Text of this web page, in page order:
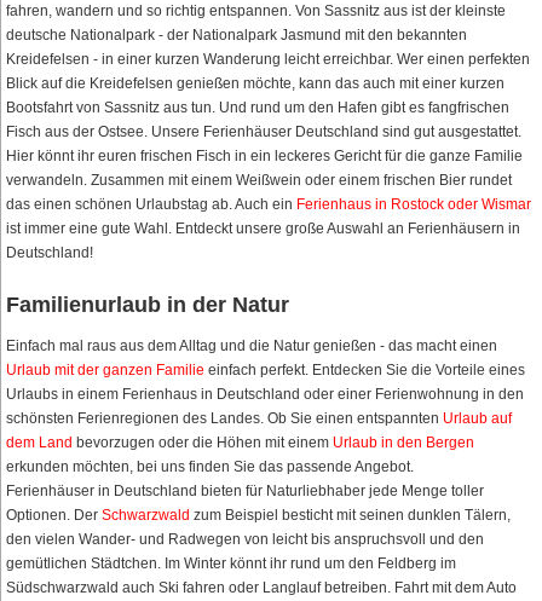
fahren, wandern und so richtig entspannen. Von Sassnitz aus ist der kleinste
deutsche Nationalpark - der Nationalpark Jasmund mit den bekannten
Kreidefelsen - in einer kurzen Wanderung leicht erreichbar. Wer einen perfekten
Blick auf die Kreidefelsen genießen möchte, kann das auch mit einer kurzen
Bootsfahrt von Sassnitz aus tun. Und rund um den Hafen gibt es fangfrischen
Fisch aus der Ostsee. Unsere Ferienhäuser Deutschland sind gut ausgestattet.
Hier könnt ihr euren frischen Fisch in ein leckeres Gericht für die ganze Familie
verwandeln. Zusammen mit einem Weißwein oder einem frischen Bier rundet
das einen schönen Urlaubstag ab. Auch ein Ferienhaus in Rostock oder Wismar
ist immer eine gute Wahl. Entdeckt unsere große Auswahl an Ferienhäusern in
Deutschland!
Familienurlaub in der Natur
Einfach mal raus aus dem Alltag und die Natur genießen - das macht einen
Urlaub mit der ganzen Familie einfach perfekt. Entdecken Sie die Vorteile eines
Urlaubs in einem Ferienhaus in Deutschland oder einer Ferienwohnung in den
schönsten Ferienregionen des Landes. Ob Sie einen entspannten Urlaub auf
dem Land bevorzugen oder die Höhen mit einem Urlaub in den Bergen
erkunden möchten, bei uns finden Sie das passende Angebot.
Ferienhäuser in Deutschland bieten für Naturliebhaber jede Menge toller
Optionen. Der Schwarzwald zum Beispiel besticht mit seinen dunklen Tälern,
den vielen Wander- und Radwegen von leicht bis anspruchsvoll und den
gemütlichen Städtchen. Im Winter könnt ihr rund um den Feldberg im
Südschwarzwald auch Ski fahren oder Langlauf betreiben. Fahrt mit dem Auto